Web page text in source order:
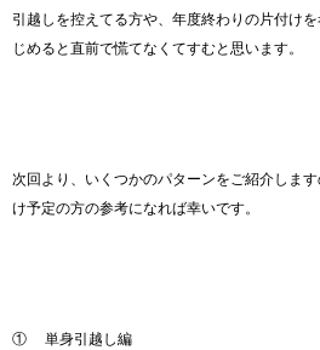
引越しを控えてる方や、年度終わりの片付け
じめると直前で慌てなくてすむと思います。
次回より、いくつかのパターンをご紹介しま
け予定の方の参考になれば幸いです。
① 単身引越し編